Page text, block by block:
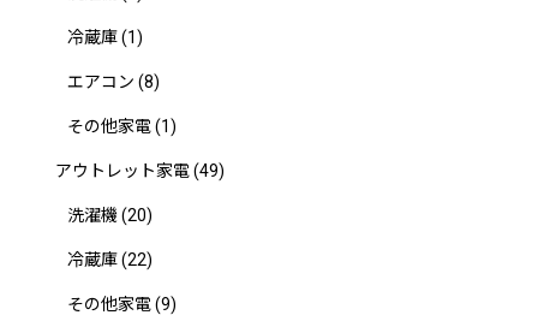
冷蔵庫(1)
エアコン (8)
その他家電(1)
アウトレット家電(49)
洗濯機 (20)
冷蔵庫(22)
その他家電(9)